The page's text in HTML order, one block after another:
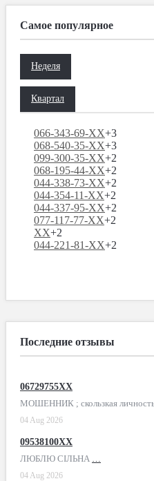
Самое популярное
Неделя
Квартал
066-343-69-XX+3
068-540-35-XX+3
099-300-35-XX+2
068-195-44-XX+2
044-338-73-XX+2
044-354-11-XX+2
044-337-95-XX+2
077-117-77-XX+2
XX+2
044-221-81-XX+2
Последние отзывы
06729755XX
МОШЕННИК ; скользкая личность
04 Aug 2026
09538100XX
ЛЮБЛЮ СІЛЬНА …
04 Aug 2026